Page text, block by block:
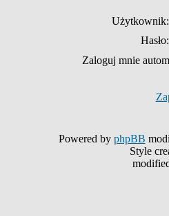
Użytkownik:
Hasło:
Zaloguj mnie
Powered by phpBB
Style